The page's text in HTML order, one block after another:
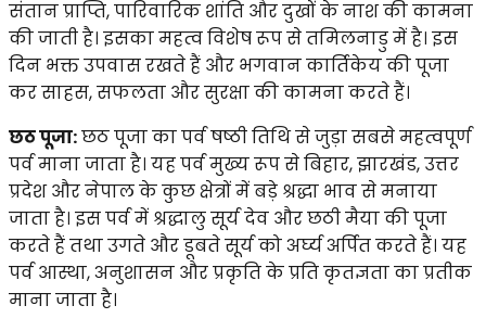
संतान प्राप्ति, पारिवारिक शांति और दुखों के नाश की कामना
की जाती है। इसका महत्व विशेष रूप से तमिलनाडु में है। इस
दिन भक्त उपवास रखते हैं और भगवान कार्तिकेय की पूजा
कर साहस, सफलता और सुरक्षा की कामना करते हैं।
छठ पूजा:छठ पूजा का पर्व षष्ठी तिथि से जुड़ा सबसे महत्वपूर्ण
पर्व माना जाता है। यह पर्व मुख्य रूप से बिहार, झारखंड, उत्तर
प्रदेश और नेपाल के कुछ क्षेत्रों में बड़े श्रद्धा भाव से मनाया
जाता है। इस पर्व में श्रद्धालु सूर्य देव और छठी मैया की पूजा
करते हैं तथा उगते और डूबते सूर्य को अर्घ्य अर्पित करते हैं। यह
पर्व आस्था, अनुशासन और प्रकृति के प्रति कृतज्ञता का प्रतीक
माना जाता है।